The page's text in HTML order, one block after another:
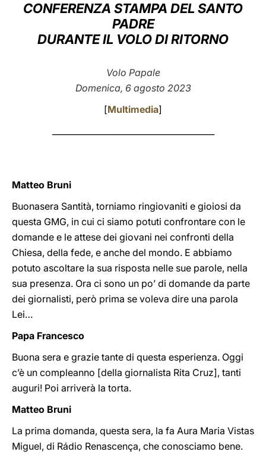
CONFERENZA STAMPA DEL SANTO
PADRE
DURANTE IL VOLO DI RITORNO
Volo Papale
Domenica, 6 agosto 2023
[Multimedia]
Matteo Bruni
Buonasera Santità, torniamo ringiovaniti e gioiosi da
questa GMG, in cui ci siamo potuti confrontare con le
domande e le attese dei giovani nei confronti della
Chiesa, della fede, e anche del mondo. E abbiamo
potuto ascoltare la sua risposta nelle sue parole, nella
sua presenza. Ora ci sono un po’ di domande da parte
dei giornalisti, però prima se voleva dire una parola
Lei…
Papa Francesco
Buona sera e grazie tante di questa esperienza. Oggi
c’è un compleanno [della giornalista Rita Cruz], tanti
auguri! Poi arriverà la torta.
Matteo Bruni
La prima domanda, questa sera, la fa Aura Maria Vistas
Miguel, di Rádio Renascença, che conosciamo bene.